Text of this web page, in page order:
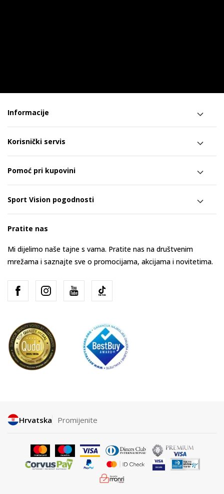
Informacije
Korisnički servis
Pomoć pri kupovini
Sport Vision pogodnosti
Pratite nas
Mi dijelimo naše tajne s vama. Pratite nas na društvenim
mrežama i saznajte sve o promocijama, akcijama i novitetima.
Hrvatska Promijenite